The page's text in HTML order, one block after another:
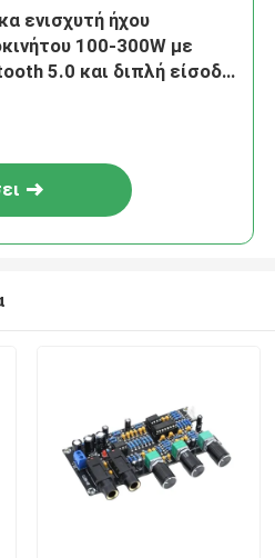
ενισχυτή ήχου
100-300W με
5.0 και διπλή είσοδο